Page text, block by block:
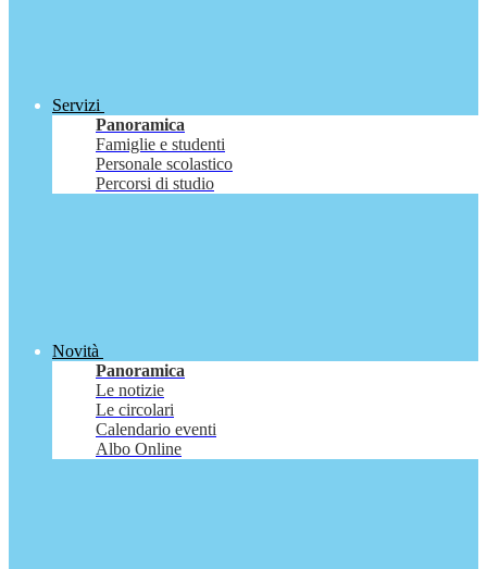
Servizi
Panoramica
Famiglie e studenti
Personale scolastico
Percorsi di studio
Novità
Panoramica
Le notizie
Le circolari
Calendario eventi
Albo Online